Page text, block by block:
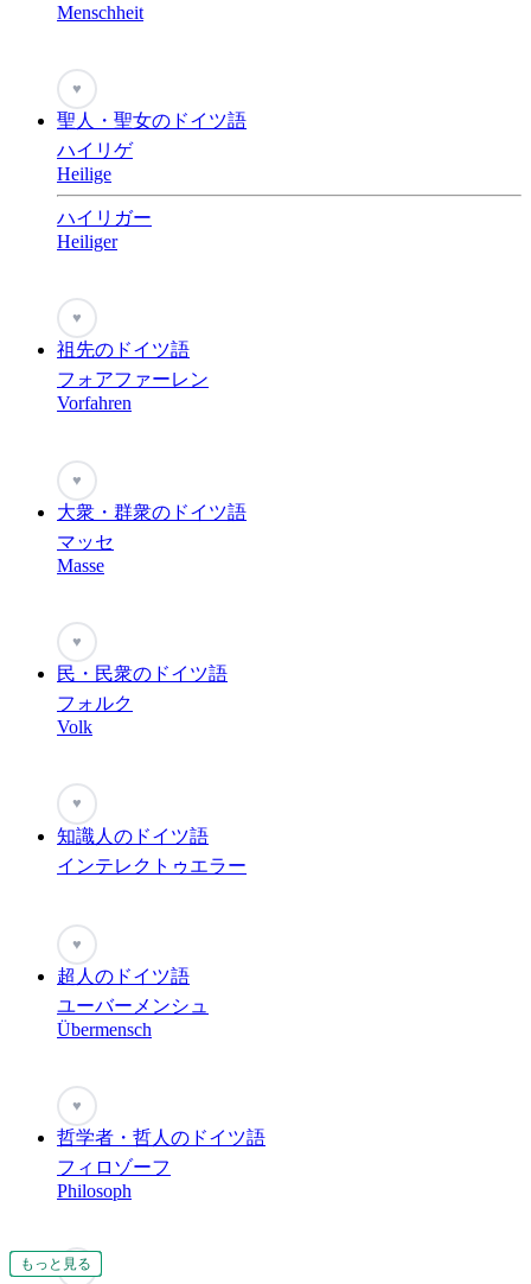
もっと見る
もっと見る
もっと見る
もっと見る
もっと見る
もっと見る
もっと見る
もっと見る
もっと見る
もっと見る
もっと見る
Menschheit
♥
聖人・聖女のドイツ語
ハイリゲ
Heilige
ハイリガー
Heiliger
♥
祖先のドイツ語
フォアファーレン
Vorfahren
もっと見る
♥
大衆・群衆のドイツ語
マッセ
Masse
♥
民・民衆のドイツ語
フォルク
Volk
♥
知識人のドイツ語
インテレクトゥエラー
♥
超人のドイツ語
ユーバーメンシュ
Übermensch
♥
哲学者・哲人のドイツ語
フィロゾーフ
Philosoph
♥
もっと見る